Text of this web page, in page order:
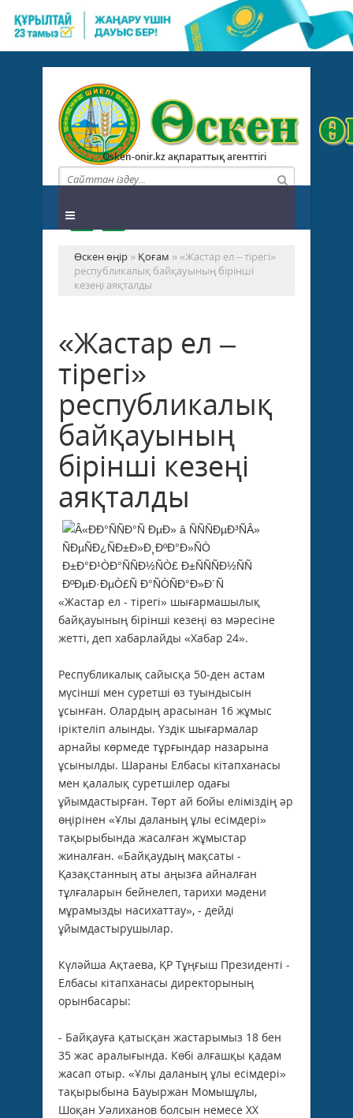
Osken-onir.kz ақпараттық агенттігі
Өскен өңір » Қоғам » «Жастар ел – тірегі»
республикалық байқауының бірінші
кезеңі аяқталды
«Жастар ел –
тірегі»
республикалық
байқауының
бірінші кезеңі
аяқталды
«Жастар ел - тірегі» шығармашылық
байқауының бірінші кезеңі өз мәресіне
жетті, деп хабарлайды «Хабар 24».
Республикалық сайысқа 50-ден астам
мүсінші мен суретші өз туындысын
ұсынған. Олардың арасынан 16 жұмыс
іріктеліп алынды. Үздік шығармалар
арнайы көрмеде тұрғындар назарына
ұсынылды. Шараны Елбасы кітапханасы
мен қалалық суретшілер одағы
ұйымдастырған. Төрт ай бойы еліміздің әр
өңірінен «Ұлы даланың ұлы есімдері»
тақырыбында жасалған жұмыстар
жиналған. «Байқаудың мақсаты -
Қазақстанның аты аңызға айналған
тұлғаларын бейнелеп, тарихи мәдени
мұрамызды насихаттау», - дейді
ұйымдастырушылар.
Күләйша Ақтаева, ҚР Тұңғыш Президенті -
Елбасы кітапханасы директорының
орынбасары:
- Байқауға қатысқан жастарымыз 18 бен
35 жас аралығында. Көбі алғашқы қадам
жасап отыр. «Ұлы даланың ұлы есімдері»
тақырыбына Бауыржан Момышұлы,
Шоқан Уәлиханов болсын немесе ХХ